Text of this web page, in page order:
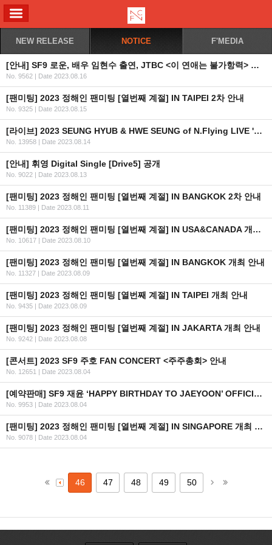
NEW RELEASE NOTICE F'MEDIA
[안내] SF9 로운, 배우 임현수 출연, JTBC <이 연애는 불가항력> 출연 및 방영 안내
No. 9562 | Date 2023.08.16
[팬미팅] 2023 정해인 팬미팅 [열번째 계절] IN TAIPEI 2차 안내
No. 9325 | Date 2023.08.15
[라이브] 2023 SEUNG HYUB & HWE SEUNG of N.Flying LIVE 'FOREST OF 2RAVELERS' IN SEOUL 안내
No. 13958 | Date 2023.08.14
[안내] 휘영 Digital Single [Drive5] 공개
No. 9022 | Date 2023.08.13
[팬미팅] 2023 정해인 팬미팅 [열번째 계절] IN BANGKOK 2차 안내
No. 11389 | Date 2023.08.11
[팬미팅] 2023 정해인 팬미팅 [열번째 계절] IN USA&CANADA 개최 안내
No. 10617 | Date 2023.08.10
[팬미팅] 2023 정해인 팬미팅 [열번째 계절] IN BANGKOK 개최 안내
No. 11327 | Date 2023.08.09
[팬미팅] 2023 정해인 팬미팅 [열번째 계절] IN TAIPEI 개최 안내
No. 9435 | Date 2023.08.09
[팬미팅] 2023 정해인 팬미팅 [열번째 계절] IN JAKARTA 개최 안내
No. 9242 | Date 2023.08.08
[콘서트] 2023 SF9 주호 FAN CONCERT <주주총회> 안내
No. 12651 | Date 2023.08.04
[예약판매] SF9 재윤 ‘HAPPY BIRTHDAY TO JAEYOON’ OFFICIAL MD 예약 판매 안내
No. 9953 | Date 2023.08.04
[팬미팅] 2023 정해인 팬미팅 [열번째 계절] IN SINGAPORE 개최 안내
No. 9078 | Date 2023.08.04
46 47 48 49 50